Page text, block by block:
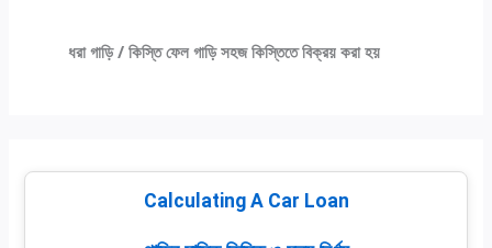
ধরা গাড়ি / কিস্তি ফেল গাড়ি সহজ কিস্তিতে বিক্রয় করা হয়
Calculating A Car Loan